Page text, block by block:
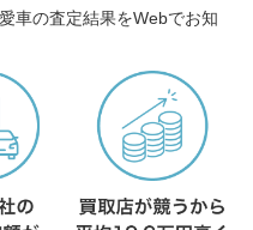
車の査定結果をWebでお知